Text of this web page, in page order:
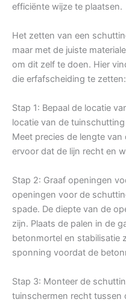
efficiënte wijze te plaatsen.
Het zetten van een
maar met de juiste
om dit zelf te doen. Hier
die erfafscheiding te zetten:
Stap 1: Bepaal de locatie
locatie van de
Meet precies de lengte
ervoor dat de lijn recht en
Stap 2: Graaf openingen
openingen voor de
spade. De diepte van de
zijn. Plaats de palen in de
betonmortel en stabilisatie
sponning voordat de
Stap 3: Monteer de
tuinschermen recht tussen